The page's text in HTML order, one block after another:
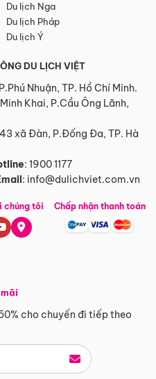
Du lịch Nga
Du lịch Pháp
Du lịch Ý
DU LỊCH VIỆT
Nhuận, TP. Hồ Chí Minh.
Khai, P.Cầu Ông Lãnh,
xã Đàn, P.Đống Đa, TP. Hà
: 1900 1177
: info@dulichviet.com.vn
cho chuyến đi tiếp theo
chúng tôi Chấp nhận thanh toán